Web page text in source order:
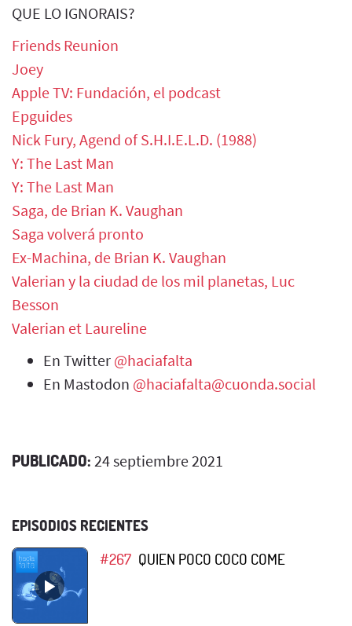
QUE LO IGNORAIS?
Friends Reunion
Joey
Apple TV: Fundación, el podcast
Epguides
Nick Fury, Agend of S.H.I.E.L.D. (1988)
Y: The Last Man
Y: The Last Man
Saga, de Brian K. Vaughan
Saga volverá pronto
Ex-Machina, de Brian K. Vaughan
Valerian y la ciudad de los mil planetas, Luc
Besson
Valerian et Laureline
En Twitter @haciafalta
En Mastodon @haciafalta@cuonda.social
PUBLICADO: 24 septiembre 2021
EPISODIOS RECIENTES
#267 QUIEN POCO COCO COME